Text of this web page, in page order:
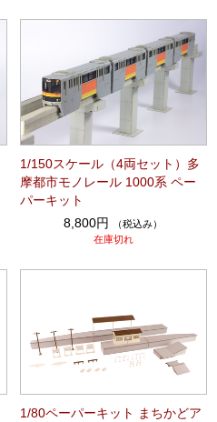
1/150スケール（4両セット）多
摩都市モノレール 1000系 ペー
パーキット
8,800円
（税込み）
在庫切れ
1/80ペーパーキット まちかどア